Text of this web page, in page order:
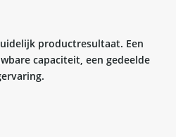
productresultaat. Een
capaciteit, een gedeelde